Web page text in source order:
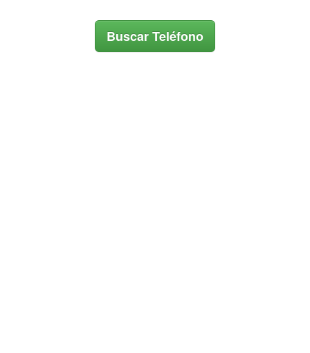
Buscar Teléfono